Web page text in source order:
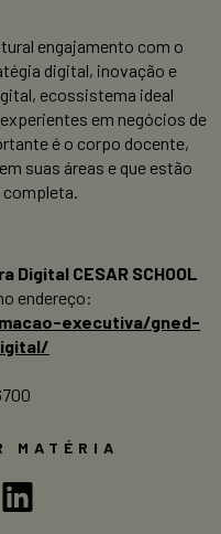
engajamento com o
digital, inovação e
ecossistema ideal
em negócios de
é o corpo docente,
suas áreas e que estão
completa.
Digital CESAR SCHOOL
endereço:
executiva/gned-
MATÉRIA